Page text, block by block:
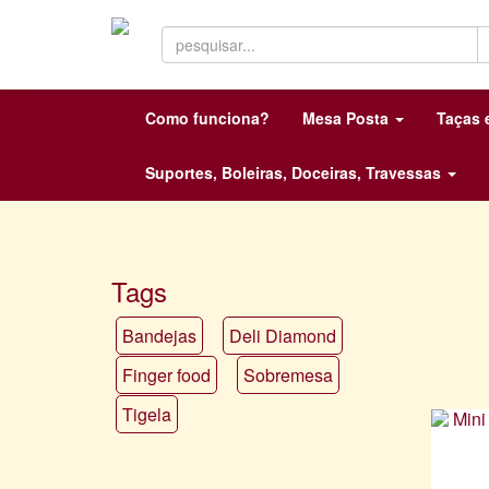
Como funciona? Mesa Posta Taças
Suportes, Boleiras, Doceiras, Travessas
Tags
Bandejas
Deli Diamond
Finger food
Sobremesa
Tigela